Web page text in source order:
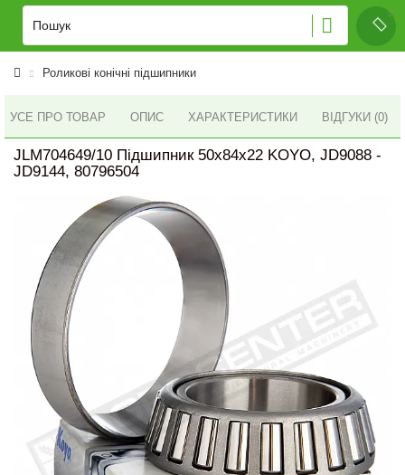
Роликові конічні підшипники
УСЕ ПРО ТОВАР ОПИС ХАРАКТЕРИСТИКИ ВІДГУКИ (0)
JLM704649/10 Підшипник 50x84x22 KOYO, JD9088 -
JD9144, 80796504